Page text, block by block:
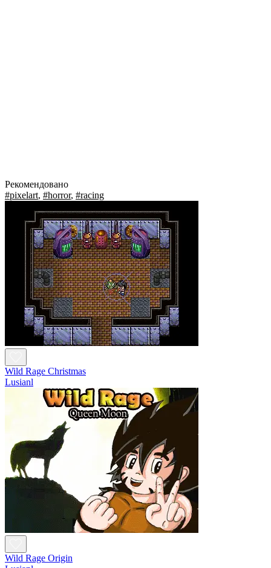
Рекомендовано
#pixelart, #horror, #racing
Wild Rage Christmas
Lusianl
Wild Rage Origin